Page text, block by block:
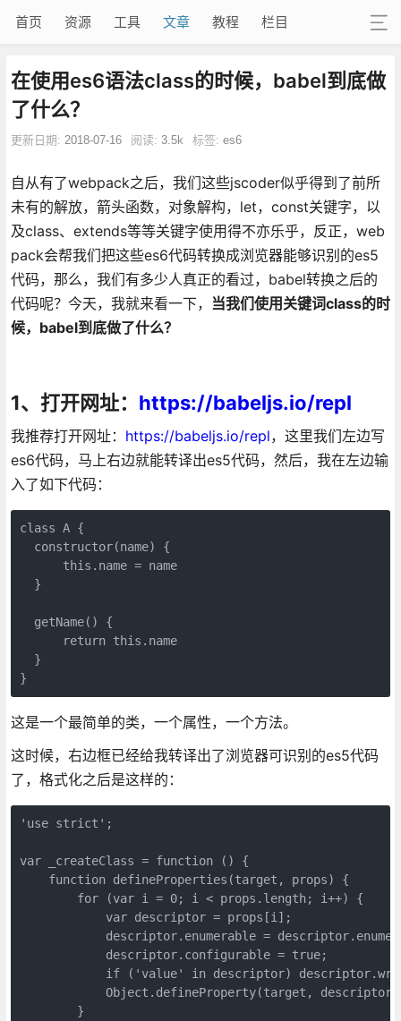
首页 资源 工具 文章 教程 栏目
在使用es6语法class的时候，babel到底做
了什么？
更新日期: 2018-07-16 阅读: 3.5k 标签: es6
自从有了webpack之后，我们这些jscoder似乎得到了前所
未有的解放，箭头函数，对象解构，let，const关键字，以
及class、extends等等关键字使用得不亦乐乎，反正，web
pack会帮我们把这些es6代码转换成浏览器能够识别的es5
代码，那么，我们有多少人真正的看过，babel转换之后的
代码呢？今天，我就来看一下， 当我们使用关键词class的时
候，babel到底做了什么？
1、打开网址： https://babeljs.io/repl
我推荐打开网址： https://babeljs.io/repl，这里我们左边写
es6代码，马上右边就能转译出es5代码，然后，我在左边输
入了如下代码：
class A {
  constructor(name) {
      this.name = name
  }
  getName() {
      return this.name
  }
}
这是一个最简单的类，一个属性，一个方法。
这时候，右边框已经给我转译出了浏览器可识别的es5代码
了，格式化之后是这样的：
'use strict';
var _createClass = function () {
    function defineProperties(target, props) {
        for (var i = 0; i < props.length; i++) {
            var descriptor = props[i];
descriptor.enumerable =
            descriptor.configurable = true;
if ('value' in descriptor)
Object.defineProperty(target,
        }